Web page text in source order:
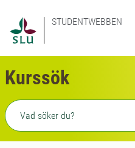
STUDENTWEBBEN
Kurssök
Fritext sökning